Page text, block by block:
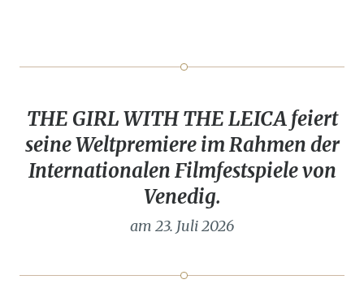
THE GIRL WITH THE LEICA feiert
seine Weltpremiere im Rahmen der
Internationalen Filmfestspiele von
Venedig.
am 23. Juli 2026